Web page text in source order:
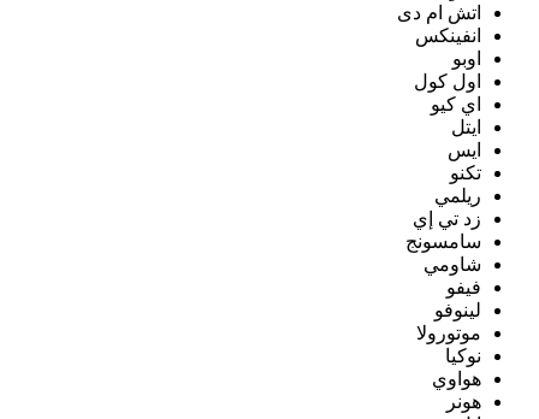
اتش ام دى
انفينكس
اوبو
اول كول
اي كيو
ايتل
ايس
تكنو
ريلمي
زد تي إي
سامسونج
شاومي
فيفو
لينوفو
موتورولا
نوكيا
هواوي
هونر